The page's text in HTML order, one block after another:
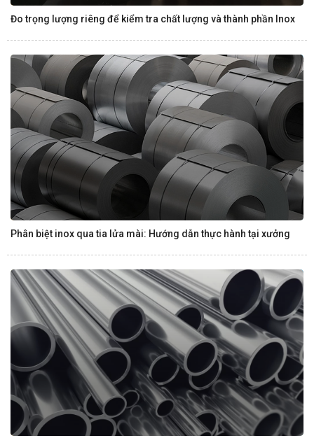
Đo trọng lượng riêng để kiểm tra chất lượng và thành phần Inox
Phân biệt inox qua tia lửa mài: Hướng dẫn thực hành tại xưởng